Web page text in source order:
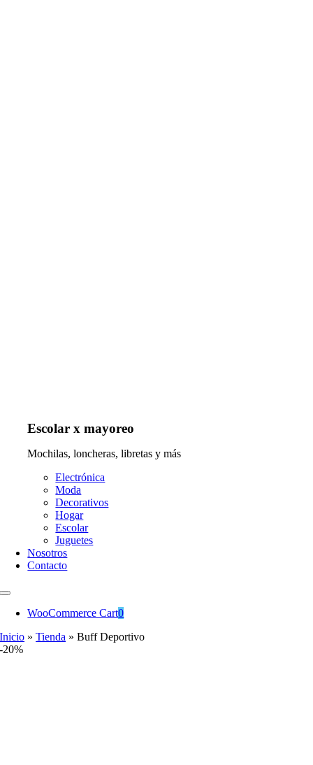
Escolar x mayoreo
Mochilas, loncheras, libretas y más
Electrónica
Moda
Decorativos
Hogar
Escolar
Juguetes
Nosotros
Contacto
WooCommerce Cart0
Inicio »Tienda »Buff Deportivo
-20%